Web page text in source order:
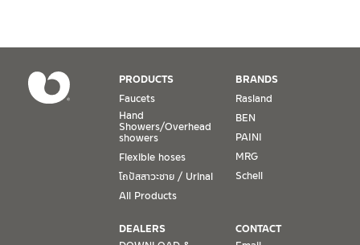
1. A proof of purchase, or seller’s receipt, shall be required
to validate product warranty which will be checked against
the date of purchase. In the absence of such proof of
purchase, no warranty claims can be made.
2. To be eligible for warranty claims, a product must be in
its proper working condition. If defects such as dents,
cracks, or impact breakage are evident, or its overall
PRODUCTS
Faucets
Hand
Showers/Overhead
showers
Flexible hoses
โถปัสสาวะชาย / Urinal
All Products
BRANDS
Rasland
BEN
PAINI
MRG
Schell
DEALERS
CONTACT